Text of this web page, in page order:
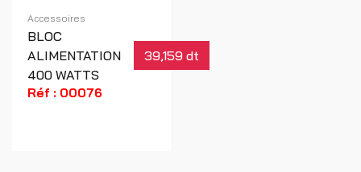
Accessoires
BLOC
ALIMENTATION
400 WATTS
39,159 dt
Réf : 00076